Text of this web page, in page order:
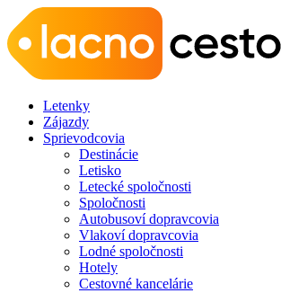
Letenky
Zájazdy
Sprievodcovia
Destinácie
Letisko
Letecké spoločnosti
Spoločnosti
Autobusoví dopravcovia
Vlakoví dopravcovia
Lodné spoločnosti
Hotely
Cestovné kancelárie